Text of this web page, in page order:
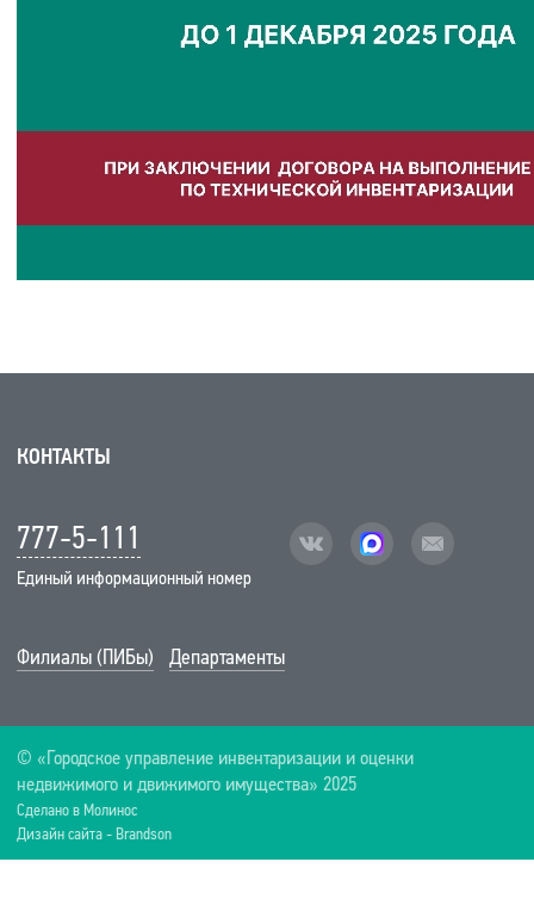
КОНТАКТЫ
777-5-111
Единый информационный номер
facebook
Филиалы (ПИБы) Департаменты
© «Городское управление инвентаризации и оценки
недвижимого и движимого имущества» 2025
Сделано в Молинос
Дизайн сайта - Brandson